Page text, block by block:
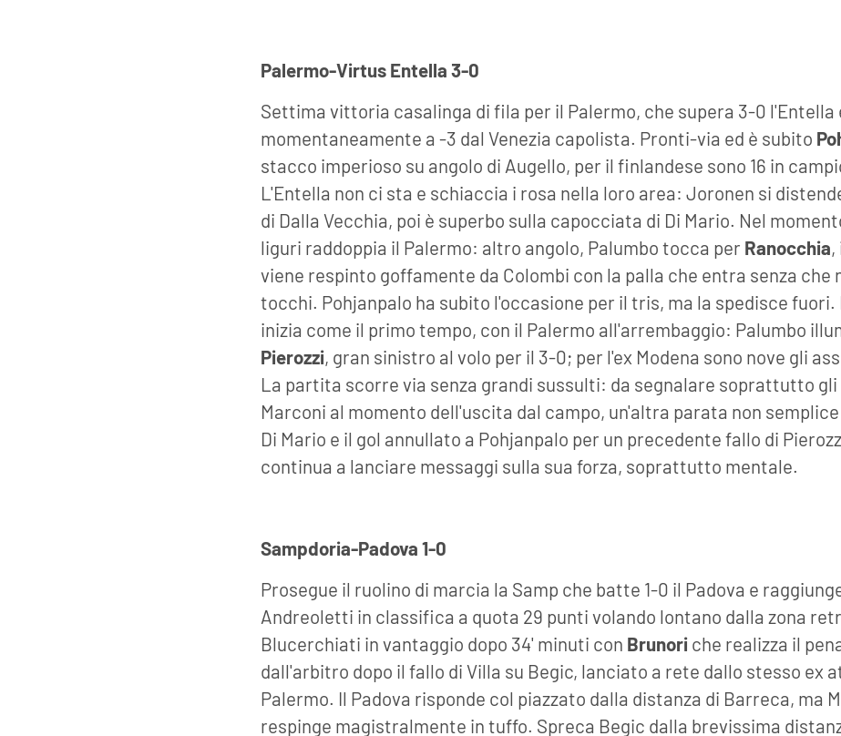
Palermo-Virtus Entella 3-0
Settima vittoria casalinga di fila per il Palermo, che supera 3-0 l'Entella
momentaneamente a -3 dal Venezia capolista. Pronti-via ed è subito
stacco imperioso su angolo di Augello, per il finlandese sono 16 in
L'Entella non ci sta e schiaccia i rosa nella loro area: Joronen si
di Dalla Vecchia, poi è superbo sulla capocciata di Di Mario. Nel
liguri raddoppia il Palermo: altro angolo, Palumbo tocca per Ranocchia
viene respinto goffamente da Colombi con la palla che entra senza che
tocchi. Pohjanpalo ha subito l'occasione per il tris, ma la spedisce fuori.
inizia come il primo tempo, con il Palermo all'arrembaggio: Palumbo
Pierozzi, gran sinistro al volo per il 3-0; per l'ex Modena sono nove gli
La partita scorre via senza grandi sussulti: da segnalare soprattutto gli
Marconi al momento dell'uscita dal campo, un'altra parata non
Di Mario e il gol annullato a Pohjanpalo per un precedente fallo di
continua a lanciare messaggi sulla sua forza, soprattutto mentale.
Sampdoria-Padova 1-0
Prosegue il ruolino di marcia la Samp che batte 1-0 il Padova e
Andreoletti in classifica a quota 29 punti volando lontano dalla zona
Blucerchiati in vantaggio dopo 34' minuti con Brunori che realizza il
dall'arbitro dopo il fallo di Villa su Begic, lanciato a rete dallo stesso ex
Palermo. Il Padova risponde col piazzato dalla distanza di Barreca, ma
respinge magistralmente in tuffo. Spreca Begic dalla brevissima